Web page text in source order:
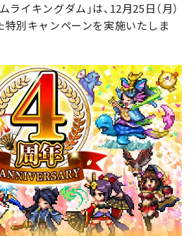
イキングダム」は、12月25日（月）
特別キャンペーンを実施いたしま